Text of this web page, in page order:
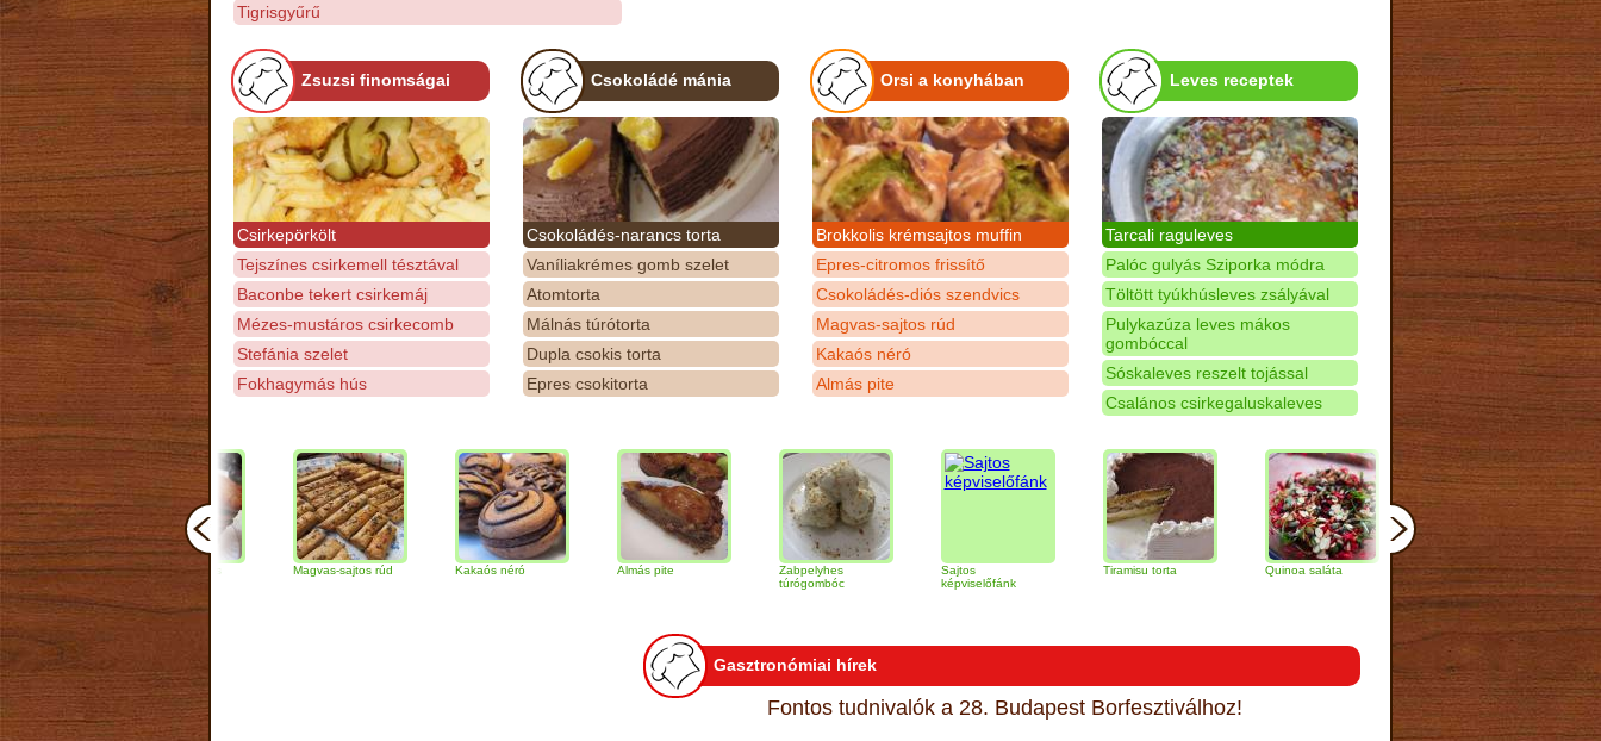
Tigrisgyűrű
Zsuzsi finomságai
Csirkepörkölt
Tejszínes csirkemell tésztával
Baconbe tekert csirkemáj
Mézes-mustáros csirkecomb
Stefánia szelet
Fokhagymás hús
Csokoládé mánia
Csokoládés-narancs torta
Vaníliakrémes gomb szelet
Atomtorta
Málnás túrótorta
Dupla csokis torta
Epres csokitorta
Orsi a konyhában
Brokkolis krémsajtos muffin
Epres-citromos frissítő
Csokoládés-diós szendvics
Magvas-sajtos rúd
Kakaós néró
Almás pite
Leves receptek
Tarcali raguleves
Palóc gulyás Sziporka módra
Töltött tyúkhúsleves zsályával
Pulykazúza leves mákos
gombóccal
Sóskaleves reszelt tojással
Csalános csirkegaluskaleves
Csokoládés-diós
Magvas-sajtos rúd Kakaós néró Almás pite
Zabpelyhes
túrógombóc
képviselőfánk
Tiramisu torta Quinoa saláta Mandulás kifli
Csokoládés-
Gasztronómiai hírek
Fontos tudnivalók a 28. Budapest Borfesztiválhoz!